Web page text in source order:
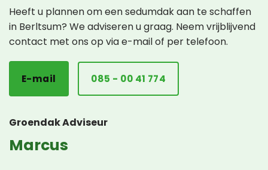
Heeft u plannen om een sedumdak aan te schaffen
in Berltsum? We adviseren u graag. Neem vrijblijvend
contact met ons op via e-mail of per telefoon.
E-mail 085 - 00 41 774
Groendak Adviseur
Marcus